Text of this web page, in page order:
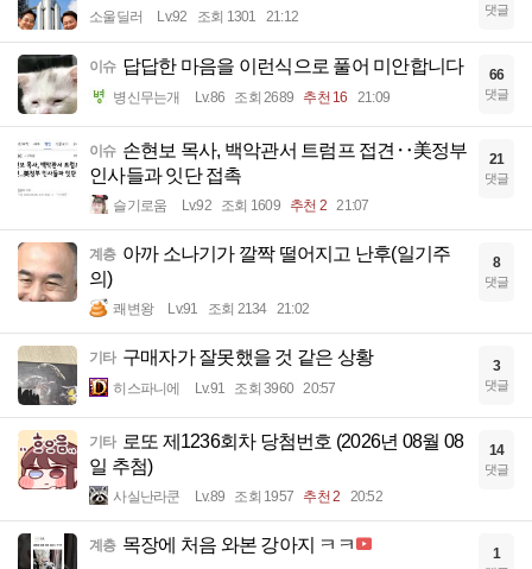
소울딜러 Lv.92 조회 1301 21:12 댓글
이슈 답답한 마음을 이런식으로 풀어 미안합니다
병신무는개 Lv.86 조회 2689 추천 16 21:09
66
댓글
이슈 손현보 목사, 백악관서 트럼프 접견‥美정부
인사들과 잇단 접촉
슬기로움 Lv.92 조회 1609 추천 2 21:07
21
댓글
계층 아까 소나기가 깔짝 떨어지고 난후(일기주
의)
쾌변왕 Lv.91 조회 2134 21:02
8
댓글
기타 구매자가 잘못했을 것 같은 상황
히스파니에 Lv.91 조회 3960 20:57
3
댓글
기타 로또 제1236회차 당첨번호 (2026년 08월 08
일 추첨)
사실난라쿤 Lv.89 조회 1957 추천 2 20:52
14
댓글
계층 목장에 처음 와본 강아지 ㅋㅋ 1